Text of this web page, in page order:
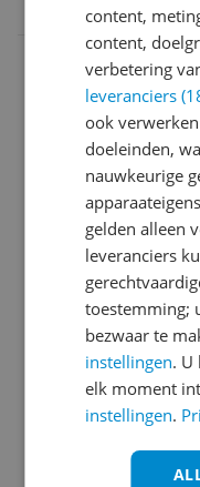
8806097413325
Mogelijke
content,
content,
verbetering
leveranciers
ook
doeleinden,
nauwkeurige
gelden alleen
leveranciers
toestemming;
bezwaar te
instellingen. U
elk moment
instellingen.